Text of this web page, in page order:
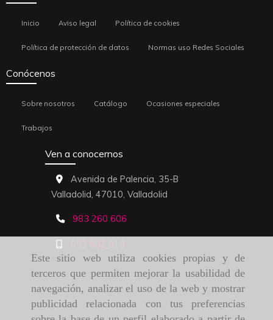
Este sitio web utiliza cookies propias y de
terceros que permiten mejorar la usabilidad de
navegación, analizar el uso de la web y mostrar
publicidad relacionada con tus preferencias
Inicio Aviso legal Política de cookies
Política de protección de datos Normas uso Redes Sociales
Conócenos
Sobre nosotros Catálogo Ocasiones especiales
Trabajos
Ven a conocernos
Avenida de Palencia, 35-B
Valladolid, 47010, Valladolid
983 260 606
652 682 819